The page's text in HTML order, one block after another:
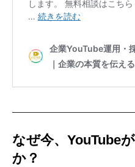
なぜ今、YouTube
か？